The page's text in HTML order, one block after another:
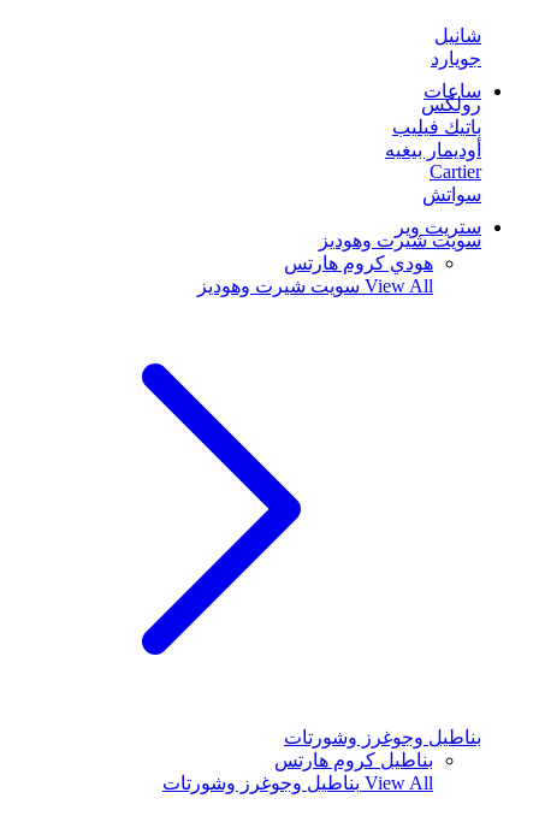
شانيل
جويارد
ساعات
رولكس
باتيك فيليب
أوديمار بيغيه
Cartier
سواتش
ستريت وير
سويت شيرت وهوديز
هودي كروم هارتس
View All سويت شيرت وهوديز
بناطيل وجوغرز وشورتات
بناطيل كروم هارتس
View All بناطيل وجوغرز وشورتات